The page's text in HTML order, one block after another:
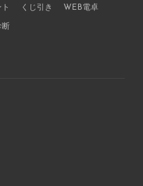
くじ引き WEB電卓
断